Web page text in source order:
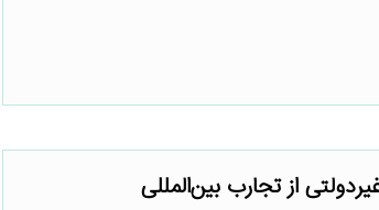
از تجارب بین‌المللی